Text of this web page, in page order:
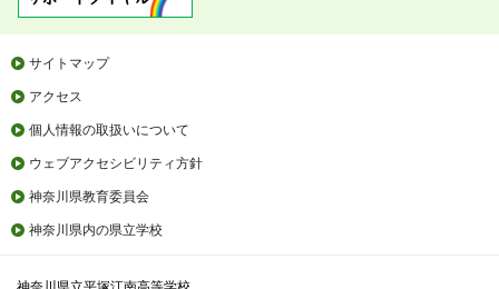
サイトマップ
アクセス
個人情報の取扱いについて
ウェブアクセシビリティ方針
神奈川県教育委員会
神奈川県内の県立学校